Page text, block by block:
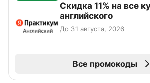
Скидка 11% на все
английского
До 31 августа, 2026
Все промокоды